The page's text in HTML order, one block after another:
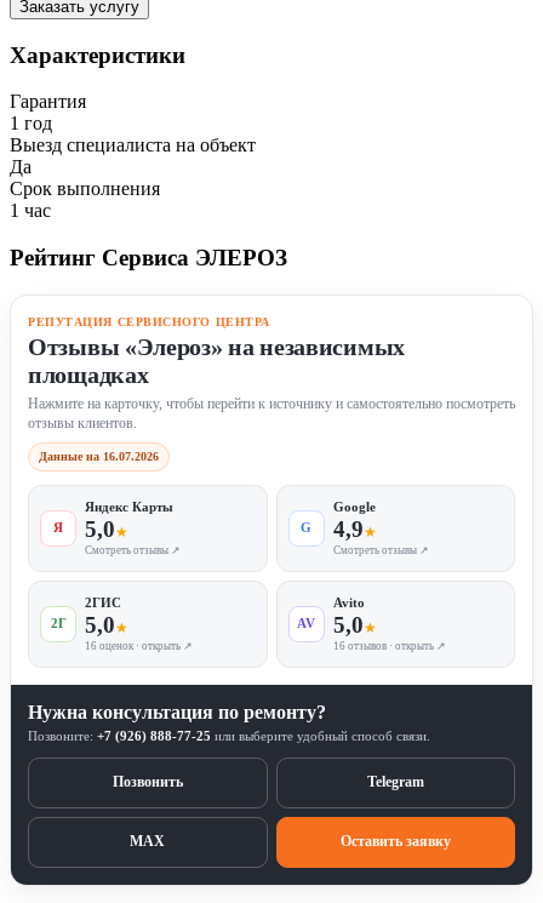
Заказать услугу
Характеристики
Гарантия
1 год
Выезд специалиста на объект
Да
Срок выполнения
1 час
Рейтинг Сервиса ЭЛЕРОЗ
РЕПУТАЦИЯ СЕРВИСНОГО ЦЕНТРА
Отзывы «Элероз» на независимых
площадках
Нажмите на карточку, чтобы перейти к источнику и самостоятельно посмотреть
отзывы клиентов.
Данные на 16.07.2026
Я
Яндекс Карты
5,0★
Смотреть отзывы ↗
G
Google
4,9★
Смотреть отзывы ↗
2Г
2ГИС
5,0★
16 оценок · открыть ↗
AV
Avito
5,0★
16 отзывов · открыть ↗
Нужна консультация по ремонту?
Позвоните: +7 (926) 888-77-25 или выберите удобный способ связи.
Позвонить Telegram
MAX Оставить заявку